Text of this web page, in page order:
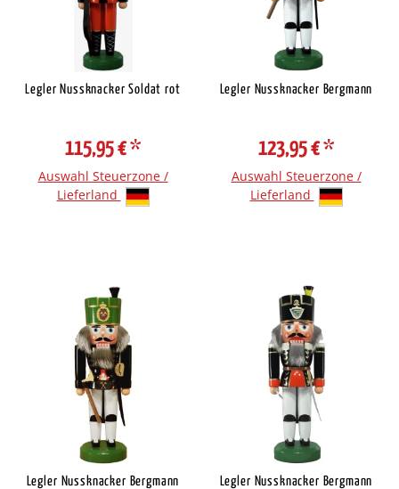
Legler Nussknacker Soldat rot
115,95 €*
Auswahl Steuerzone /
Lieferland
Legler Nussknacker Bergmann
123,95 €*
Auswahl Steuerzone /
Lieferland
Legler Nussknacker Bergmann
Legler Nussknacker Bergmann